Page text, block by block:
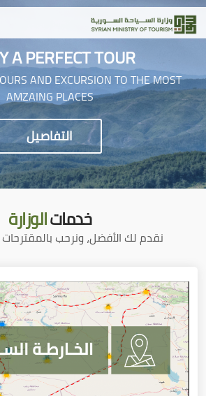
A PERFECT TOUR
AND EXCURSION TO THE MOST
AMZAING PLACES
التفاصيل
خدماتالوزارة
نقدم لك الأفضل، ونرحب